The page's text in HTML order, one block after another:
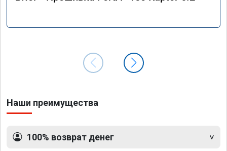
Наши преимущества
100% возврат денег